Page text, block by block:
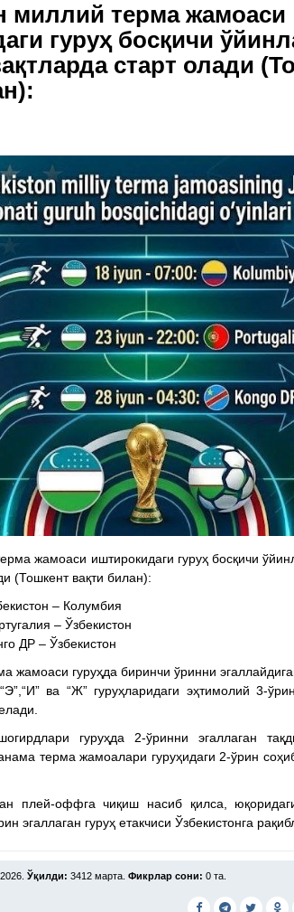
миллий терма жамоаси
гуруҳ босқичи
старт олади
жамоаси иштирокидаги гуруҳ босқичи
(Тошкент вақти билан):
– Колумбия
– Ўзбекистон
ДР – Ўзбекистон
жамоаси гуруҳда биринчи ўринни
ва “Ж” гуруҳларидаги эҳтимолий 3-
гуруҳда 2-ўринни эгаллаган
терма жамоалари гуруҳидаги 2-ўрин
плей-оффга чиқиш насиб қилса,
эгаллаган гуруҳ етакчиси Ўзбекистонга
Ўқилди: 3412 марта. Фикрлар сони: 0 та.